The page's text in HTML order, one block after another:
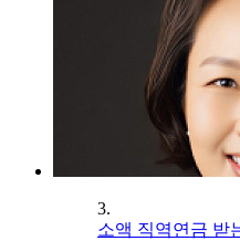
3.
소액 직역연금 받